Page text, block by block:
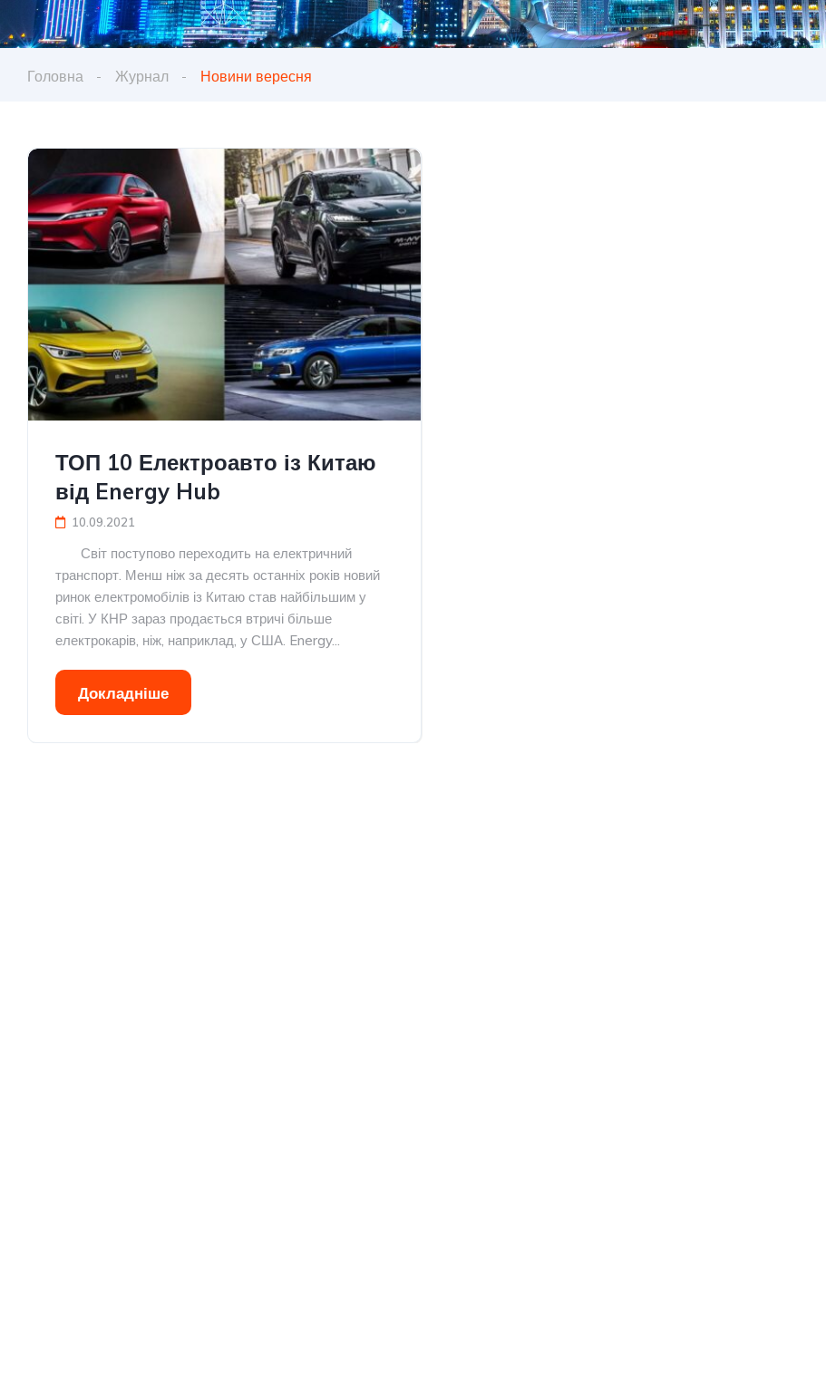
Головна Журнал Новини вересня
ТОП 10 Електроавто із Китаю
від Energy Hub
10.09.2021
Світ поступово переходить на електричний
транспорт. Менш ніж за десять останніх років новий
ринок електромобілів із Китаю став найбільшим у
світі. У КНР зараз продається втричі більше
електрокарів, ніж, наприклад, у США. Energy...
Докладніше